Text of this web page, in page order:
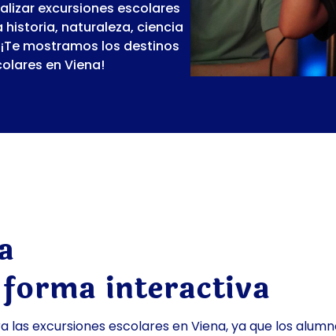
excursiones escolares
naturaleza, ciencia
mostramos los destinos
en Viena!
interactiva
las excursiones escolares en Viena, ya que los